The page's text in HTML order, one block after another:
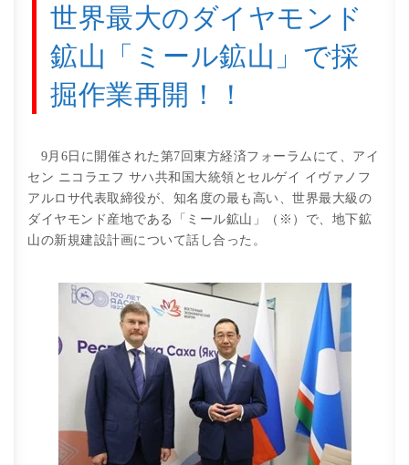
世界最大のダイヤモンド
鉱山「ミール鉱山」で採
掘作業再開！！
9月6日に開催された第7回東方経済フォーラムにて、アイ
セン ニコラエフ サハ共和国大統領とセルゲイ イヴァノフ
アルロサ代表取締役が、知名度の最も高い、世界最大級の
ダイヤモンド産地である「ミール鉱山」（※）で、地下鉱
山の新規建設計画について話し合った。